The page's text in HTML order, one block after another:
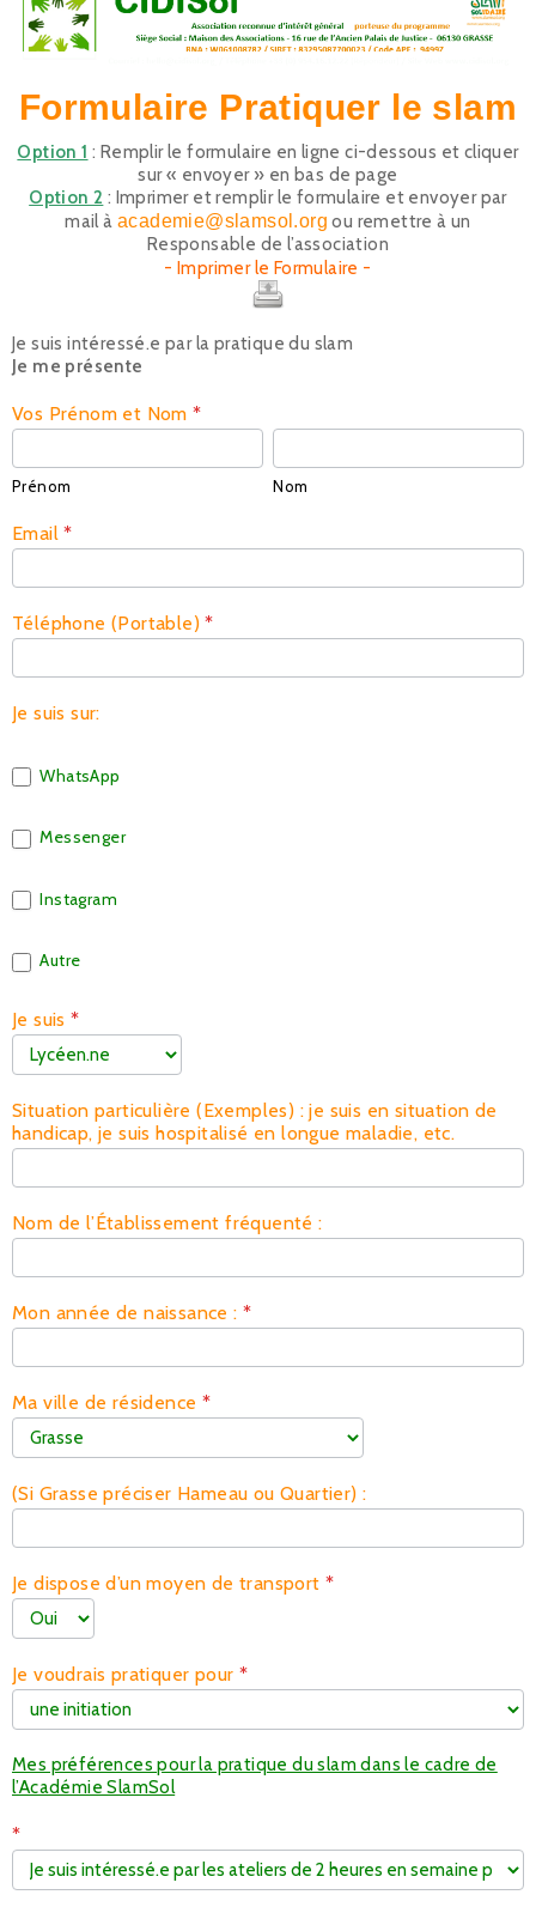
Slam
Formulaire Pratiquer le slam
Option 1 : Remplir le formulaire en ligne ci-dessous et cliquer
sur « envoyer » en bas de page
Option 2 : Imprimer et remplir le formulaire et envoyer par
mail à academie@slamsol.org ou remettre à un
Responsable de l’association
- Imprimer le Formulaire -
Je suis intéressé.e par la pratique du slam
Je me présente
Vos Prénom et Nom*
Prénom
Prénom
Nom
Nom
Email*
Téléphone (Portable)*
Je suis sur:
WhatsApp
Messenger
Instagram
Autre
Je suis*
Situation particulière (Exemples) : je suis en situation de
handicap, je suis hospitalisé en longue maladie, etc.
Nom de l’Établissement fréquenté :
Mon année de naissance : *
Ma ville de résidence *
(Si Grasse préciser Hameau ou Quartier) :
Je dispose d’un moyen de transport *
Je voudrais pratiquer pour *
Mes préférences pour la pratique du slam dans le cadre de
l’Académie SlamSol
*